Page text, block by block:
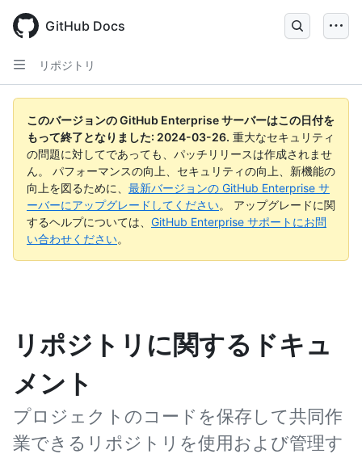
main
content
GitHub Docs
リポジトリ
このバージョンの GitHub Enterprise サーバーはこの日付を
もって終了となりました: 2024-03-26. 重大なセキュリティ
の問題に対してであっても、パッチリリースは作成されませ
ん。 パフォーマンスの向上、セキュリティの向上、新機能の
向上を図るために、 最新バージョンの GitHub Enterprise サ
ーバーにアップグレードしてください。 アップグレードに関
するヘルプについては、 GitHub Enterprise サポートにお問
い合わせください。
リポジトリに関するドキュ
メント
プロジェクトのコードを保存して共同作
業できるリポジトリを使用および管理す